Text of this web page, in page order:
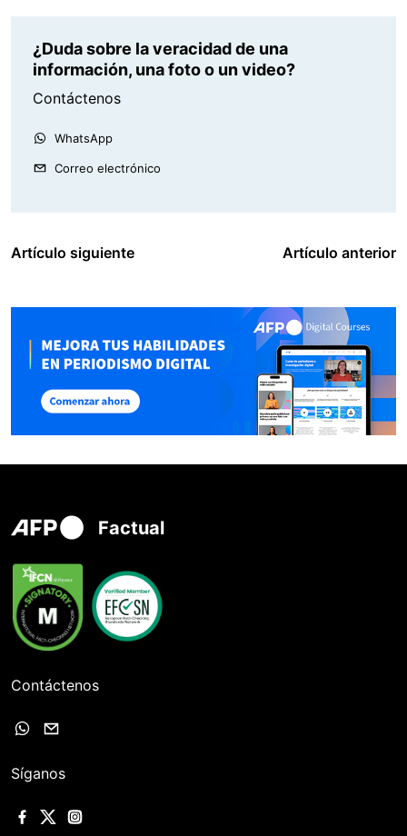
¿Duda sobre la veracidad de una
información, una foto o un video?
Contáctenos
WhatsApp
Correo electrónico
Artículo siguiente Artículo anterior
Factual
Contáctenos
Síganos